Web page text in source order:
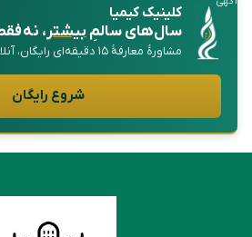
کلینیک کیمیا
سال‌های سالمِبیشتر، نه
مشاورهٔ معارفهٔ ۱۵ دقیقه‌ای رایگان، آنلاین
شروع رایگان